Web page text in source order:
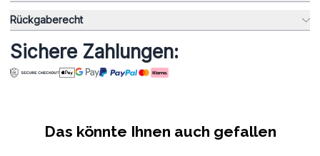
Rückgaberecht
Sichere Zahlungen:
Das könnte Ihnen auch gefallen